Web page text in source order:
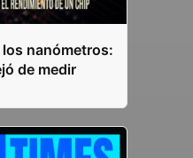
nanómetros:
de medir